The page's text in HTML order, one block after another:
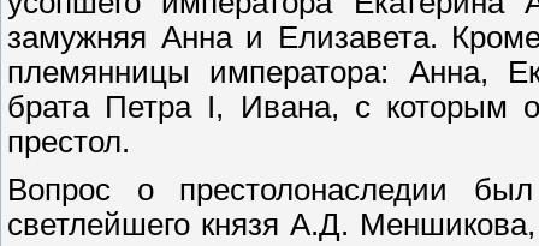
замужняя Анна и Елизавета.
племянницы императора: Анна,
брата Петра I, Ивана, с которым
престол.
Вопрос о престолонаследии
светлейшего князя А.Д.